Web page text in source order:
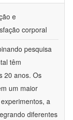
e
corporal
pesquisa
têm
20 anos. Os
um maior
a
diferentes